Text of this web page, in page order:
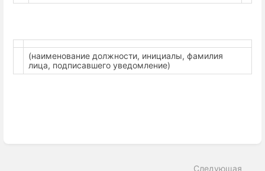
(наименование должности, инициалы, фамилия
лица, подписавшего уведомление)
Следующая